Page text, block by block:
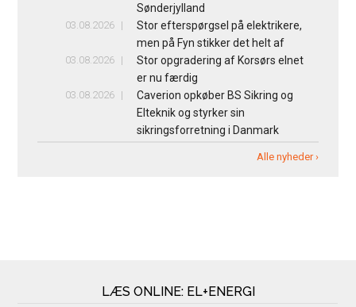
Sønderjylland
03.08.2026
Stor efterspørgsel på elektrikere,
men på Fyn stikker det helt af
03.08.2026
Stor opgradering af Korsørs elnet
er nu færdig
03.08.2026
Caverion opkøber BS Sikring og
Elteknik og styrker sin
sikringsforretning i Danmark
Alle nyheder ›
LÆS ONLINE: EL+ENERGI